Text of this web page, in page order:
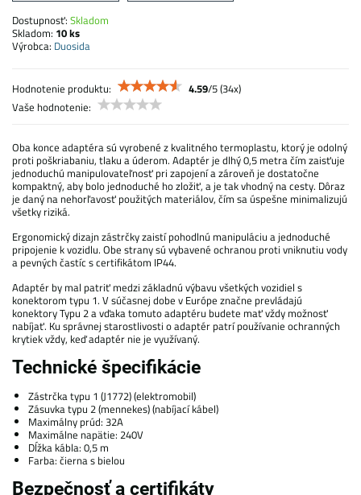
Dostupnosť: Skladom
Skladom: 10ks
Výrobca: Duosida
Hodnotenie produktu: 4.59/5(34x)
Vaše hodnotenie:
Oba konce adaptéra sú vyrobené z kvalitného termoplastu, ktorý je odolný
proti poškriabaniu, tlaku a úderom. Adaptér je dlhý 0,5 metra čím zaisťuje
jednoduchú manipulovateľnosť pri zapojení a zároveň je dostatočne
kompaktný, aby bolo jednoduché ho zložiť, a je tak vhodný na cesty. Dôraz
je daný na nehorľavosť použitých materiálov, čím sa úspešne minimalizujú
všetky riziká.
Ergonomický dizajn zástrčky zaistí pohodlnú manipuláciu a jednoduché
pripojenie k vozidlu. Obe strany sú vybavené ochranou proti vniknutiu vody
a pevných častíc s certifikátom IP44.
Adaptér by mal patriť medzi základnú výbavu všetkých vozidiel s
konektorom typu 1. V súčasnej dobe v Európe značne prevládajú
konektory Typu 2 a vďaka tomuto adaptéru budete mať vždy možnosť
nabíjať. Ku správnej starostlivosti o adaptér patrí používanie ochranných
krytiek vždy, keď adaptér nie je využívaný.
Technické špecifikácie
Zástrčka typu 1 (J1772) (elektromobil)
Zásuvka typu 2 (mennekes) (nabíjací kábel)
Maximálny prúd: 32A
Maximálne napätie: 240V
Dĺžka kábla: 0,5 m
Farba: čierna s bielou
Bezpečnosť a certifikáty